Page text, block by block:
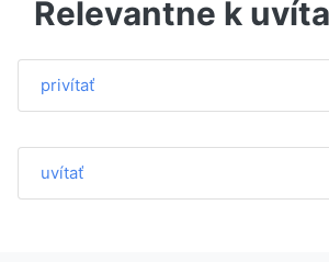
Relevantne k
privítať
uvítať